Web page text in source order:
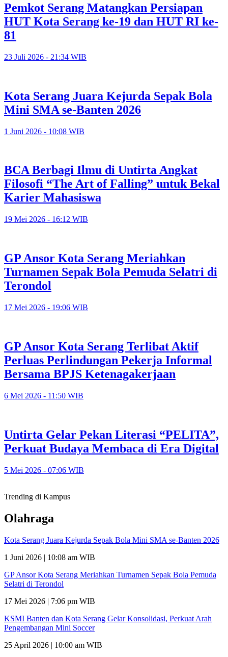
Pemkot Serang Matangkan Persiapan
HUT Kota Serang ke-19 dan HUT RI ke-
81
23 Juli 2026 - 21:34 WIB
Kota Serang Juara Kejurda Sepak Bola
Mini SMA se-Banten 2026
1 Juni 2026 - 10:08 WIB
BCA Berbagi Ilmu di Untirta Angkat
Filosofi “The Art of Falling” untuk Bekal
Karier Mahasiswa
19 Mei 2026 - 16:12 WIB
GP Ansor Kota Serang Meriahkan
Turnamen Sepak Bola Pemuda Selatri di
Terondol
17 Mei 2026 - 19:06 WIB
GP Ansor Kota Serang Terlibat Aktif
Perluas Perlindungan Pekerja Informal
Bersama BPJS Ketenagakerjaan
6 Mei 2026 - 11:50 WIB
Untirta Gelar Pekan Literasi “PELITA”,
Perkuat Budaya Membaca di Era Digital
5 Mei 2026 - 07:06 WIB
Trending di Kampus
Olahraga
Kota Serang Juara Kejurda Sepak Bola Mini SMA se-Banten 2026
1 Juni 2026 | 10:08 am WIB
GP Ansor Kota Serang Meriahkan Turnamen Sepak Bola Pemuda
Selatri di Terondol
17 Mei 2026 | 7:06 pm WIB
KSMI Banten dan Kota Serang Gelar Konsolidasi, Perkuat Arah
Pengembangan Mini Soccer
25 April 2026 | 10:00 am WIB